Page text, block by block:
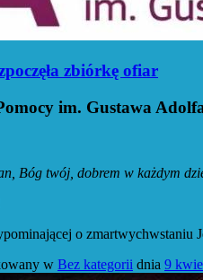
zbiórkę ofiar
im. Gustawa
Bóg twój, dobrem w każdym
o zmartwychwstaniu
w Bez kategorii dnia 9